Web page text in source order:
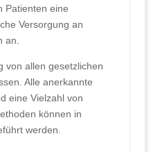
Patienten eine
Versorgung an
an.
von allen gesetzlichen
Alle anerkannte
eine Vielzahl von
können in
werden.